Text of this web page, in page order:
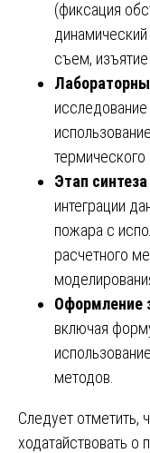
(фиксация
съем, изъятие
термического
Этап
интеграции
пожара с
расчетного
Оформление
включая
методов.
Следует отметить,
ходатайствовать о